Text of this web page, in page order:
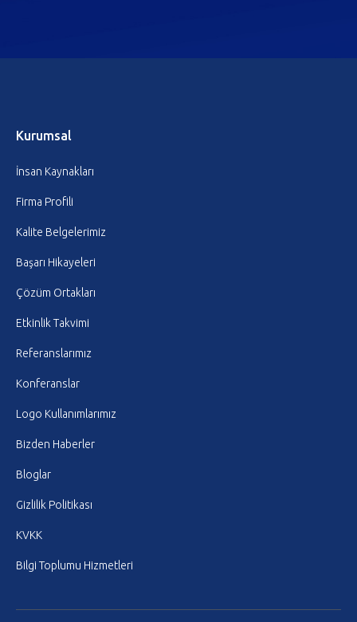
Kurumsal
İnsan Kaynakları
Firma Profili
Kalite Belgelerimiz
Başarı Hikayeleri
Çözüm Ortakları
Etkinlik Takvimi
Referanslarımız
Konferanslar
Logo Kullanımlarımız
Bizden Haberler
Bloglar
Gizlilik Politikası
KVKK
Bilgi Toplumu Hizmetleri